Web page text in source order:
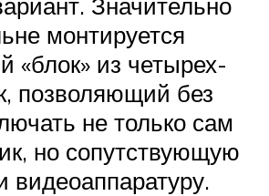
монтируется
«блок» из четырех-
позволяющий без
не только сам
но сопутствующую
видеоаппаратуру.